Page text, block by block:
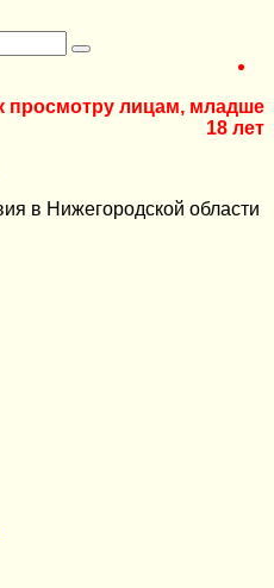
просмотру лицам, младше
18 лет
в Нижегородской области